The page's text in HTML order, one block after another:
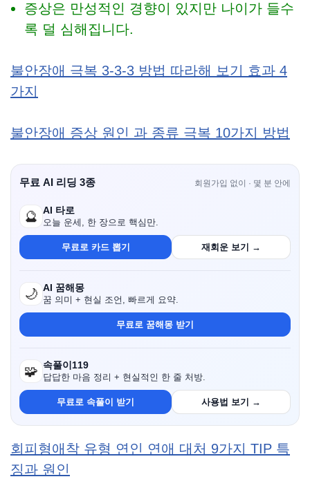
증상은 만성적인 경향이 있지만 나이가 들수
록 덜 심해집니다.
불안장애 극복 3-3-3 방법 따라해 보기 효과 4
가지
불안장애 증상 원인 과 종류 극복 10가지 방법
무료 AI 리딩 3종 회원가입 없이 · 몇 분 안에
🔮 AI 타로
오늘 운세, 한 장으로 핵심만.
무료로 카드 뽑기 재회운 보기 →
🌙 AI 꿈해몽
꿈 의미 + 현실 조언, 빠르게 요약.
무료로 꿈해몽 받기
🧩 속풀이119
답답한 마음 정리 + 현실적인 한 줄 처방.
무료로 속풀이 받기 사용법 보기 →
회피형애착 유형 연인 연애 대처 9가지 TIP 특
징과 원인